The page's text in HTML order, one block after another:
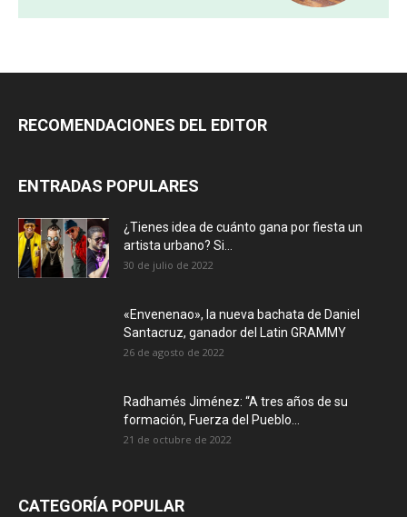
RECOMENDACIONES DEL EDITOR
ENTRADAS POPULARES
¿Tienes idea de cuánto gana por fiesta un
artista urbano? Si...
30 de julio de 2022
«Envenenao», la nueva bachata de Daniel
Santacruz, ganador del Latin GRAMMY
26 de agosto de 2022
Radhamés Jiménez: “A tres años de su
formación, Fuerza del Pueblo...
21 de octubre de 2022
CATEGORÍA POPULAR